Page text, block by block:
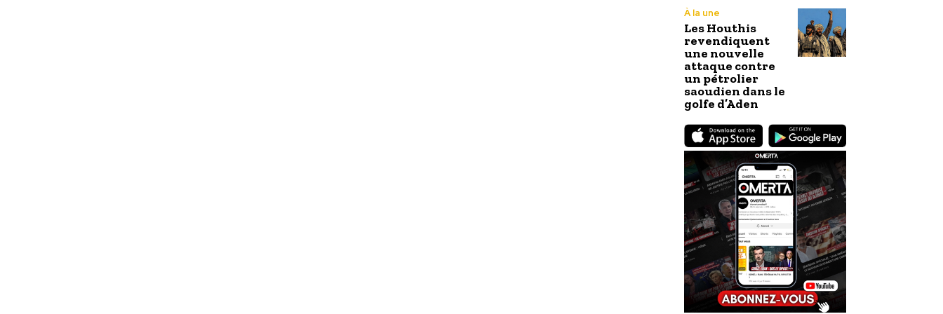
À la une
Les Houthis
revendiquent
une nouvelle
attaque contre
un pétrolier
saoudien dans le
golfe d’Aden